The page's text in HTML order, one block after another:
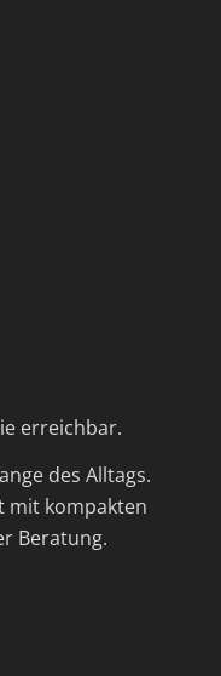
erreichbar.
des Alltags.
mit kompakten
Beratung.